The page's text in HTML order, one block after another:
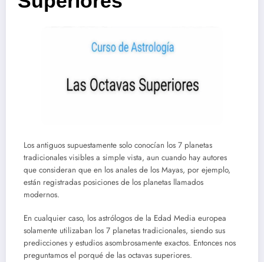
Los antiguos supuestamente solo conocían los 7 planetas
tradicionales visibles a simple vista, aun cuando hay autores
que consideran que en los anales de los Mayas, por ejemplo,
están registradas posiciones de los planetas llamados
modernos.
En cualquier caso, los astrólogos de la Edad Media europea
solamente utilizaban los 7 planetas tradicionales, siendo sus
predicciones y estudios asombrosamente exactos. Entonces nos
preguntamos el porqué de las octavas superiores.